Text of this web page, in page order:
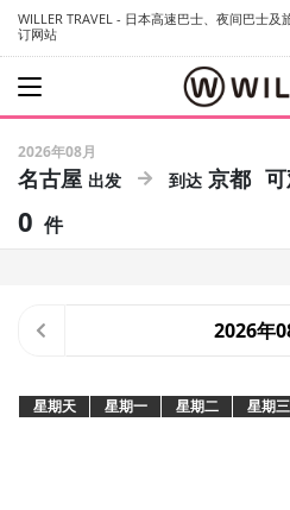
WILLER TRAVEL - 日本高速巴士、夜间巴士及
订网站
2026年08月
名古屋 京都
0 件
2026年
星期天 星期一 星期二 星期三